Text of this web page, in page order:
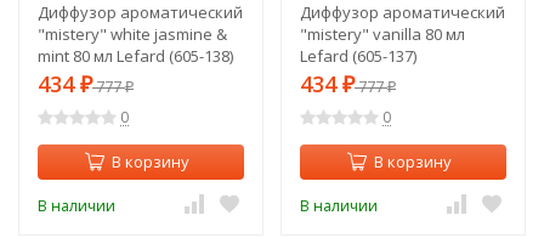
Диффузор ароматический
"mistery" white jasmine &
mint 80 мл Lefard (605-138)
434 ₽777₽
0
В корзину
В наличии
Диффузор ароматический
"mistery" vanilla 80 мл
Lefard (605-137)
434 ₽777₽
0
В корзину
В наличии